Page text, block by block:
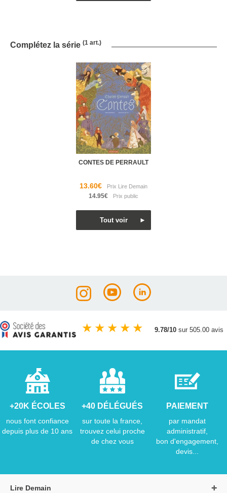
Complétez la série (1 art.)
CONTES DE PERRAULT
13.60€
14.95€
★ ★ ★ ★ ★ 9.78/10 sur 505.00 avis
+20K ÉCOLES
nous font confiance
depuis plus de 10 ans
+40 DÉLÉGUÉS
sur toute la france,
trouvez celui proche
de chez vous
PAIEMENT
par mandat
administratif,
bon d'engagement,
devis...
Lire Demain